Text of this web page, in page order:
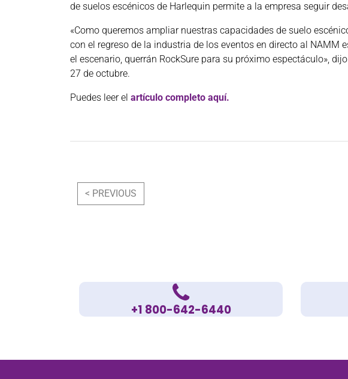
de suelos escénicos de Harlequin permite a la empresa seguir
«Como queremos ampliar nuestras capacidades de suelo
con el regreso de la industria de los eventos en directo al NAMM
el escenario, querrán RockSure para su próximo espectáculo»,
27 de octubre.
Puedes leer el artículo completo aquí.
Post navigation
< PREVIOUS
+1 800-642-6440